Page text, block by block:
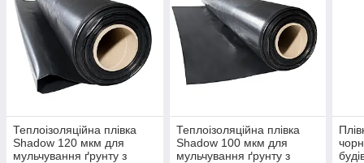
Теплоізоляційна плівка
Shadow 120 мкм для
мульчування ґрунту з
Теплоізоляційна плівка
Shadow 100 мкм для
мульчування ґрунту з